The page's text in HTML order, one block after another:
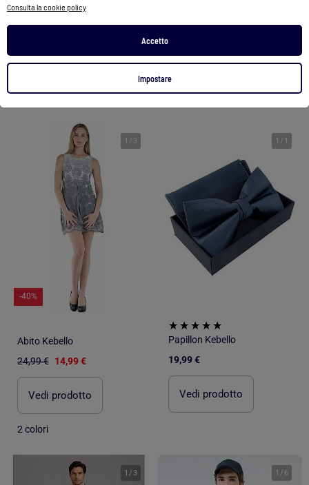
Consulta la cookie policy
Accetto
Impostare
18,00 € 10,80 €
Vedi prodotto
Exclu Web
Vedi prodotto
2 colori
1 / 3
-40%
Abito Kebello
24,99 € 14,99 €
Vedi prodotto
2 colori
1 / 1
Papillon Kebello
19,99 €
Vedi prodotto
1 /3 1 / 6